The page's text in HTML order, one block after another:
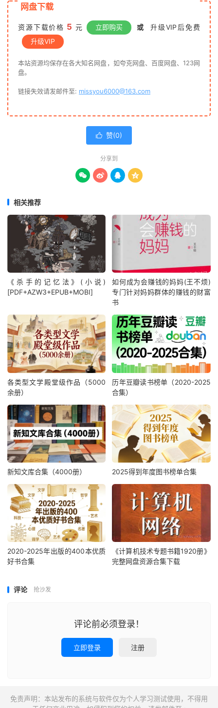
网盘下载
资源下载价格 5 元 立即购买 或
升级VIP后免费
升级VIP
本站资源均保存在各大知名网盘，如夸克网盘、百度网盘、123网
盘。
链接失效请发邮件至: missyou6000@163.com
 赞(0)
分享到
   
相关推荐
《杀手的记忆法》(小说)
[PDF+AZW3+EPUB+MOBI]
如何成为会赚钱的妈妈(王不烦)
专门针对妈妈群体的赚钱的财富
书
各类型文学殿堂级作品（5000
余册）
历年豆瓣读书榜单（2020-2025
合集）
新知文库合集（4000册） 2025得到年度图书榜单合集
2020-2025年出版的400本优质
好书合集
《计算机技术专题书籍1920册》
完整网盘资源合集下载
评论 抢沙发
评论前必须登录！
立即登录 注册
免责声明：本站发布的系统与软件仅为个人学习测试使用，不得用